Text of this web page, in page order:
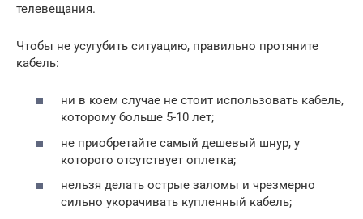
телевещания.
Чтобы не усугубить ситуацию, правильно протяните
кабель:
ни в коем случае не стоит использовать кабель,
которому больше 5-10 лет;
не приобретайте самый дешевый шнур, у
которого отсутствует оплетка;
нельзя делать острые заломы и чрезмерно
сильно укорачивать купленный кабель;